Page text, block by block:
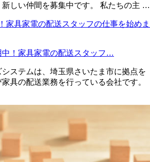
新しい仲間を募集中です。 私たちの主 …
中！家具家電の配送スタッフ…
ステムは、埼玉県さいたま市に拠点を
具の配送業務を行っている会社です。